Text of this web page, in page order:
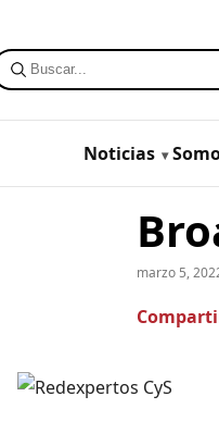
Noticias
marzo 5,